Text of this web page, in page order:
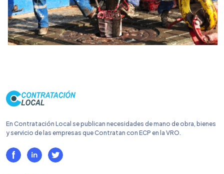
En Contratación Local se publican necesidades de mano de obra, bienes
y servicio de las empresas que Contratan con ECP en la VRO.